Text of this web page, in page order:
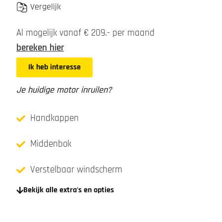
Vergelijk
Al mogelijk vanaf € 209.- per maand
bereken hier
Ik heb interesse
Je huidige motor inruilen?
Handkappen
Middenbok
Verstelbaar windscherm
Bekijk alle extra's en opties